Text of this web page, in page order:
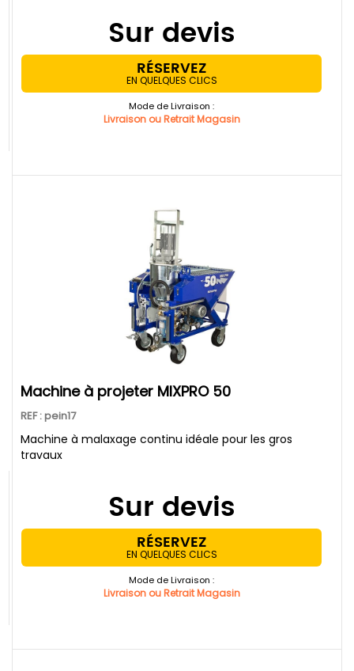
Sur devis
RÉSERVEZ
EN QUELQUES CLICS
Mode de Livraison :
Livraison ou Retrait Magasin
Machine à projeter MIXPRO 50
REF : pein17
Machine à malaxage continu idéale pour les gros
travaux
Sur devis
RÉSERVEZ
EN QUELQUES CLICS
Mode de Livraison :
Livraison ou Retrait Magasin